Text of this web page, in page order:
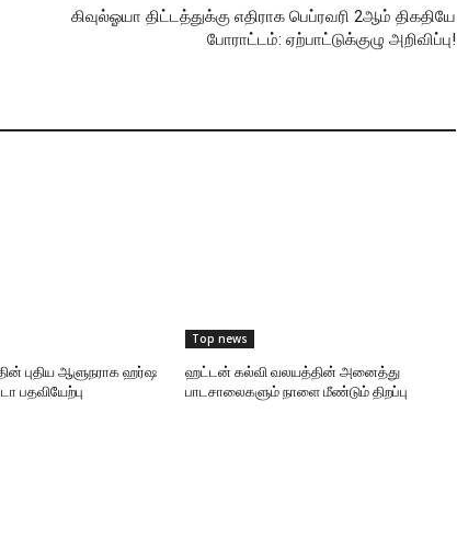
கிவுல்ஓயா திட்டத்துக்கு எதிராக பெப்ரவரி 2ஆம் திகதியே
போராட்டம்: ஏற்பாட்டுக்குழு அறிவிப்பு!
புதிய ஆளுநராக ஹர்ஷ
பதவியேற்பு
Top news
ஹட்டன் கல்வி வலயத்தின் அனைத்து
பாடசாலைகளும் நாளை மீண்டும் திறப்பு